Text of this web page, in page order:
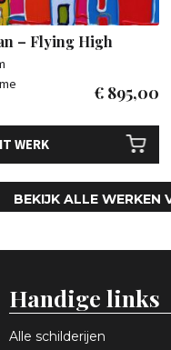
– Flying High
€ 895,00
WERK
BEKIJK ALLE WERKEN
Handige links
Alle schilderijen